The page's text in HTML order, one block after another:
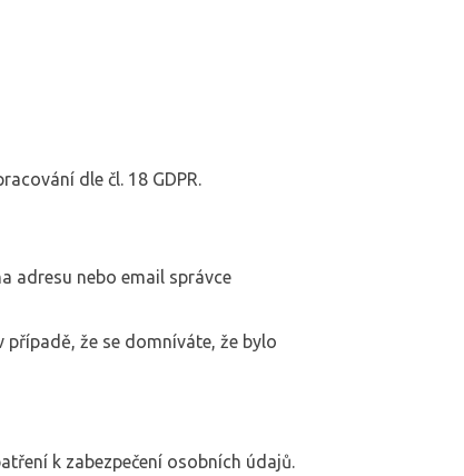
dle čl. 18 GDPR.
adresu nebo email správce
že se domníváte, že bylo
k zabezpečení osobních údajů.